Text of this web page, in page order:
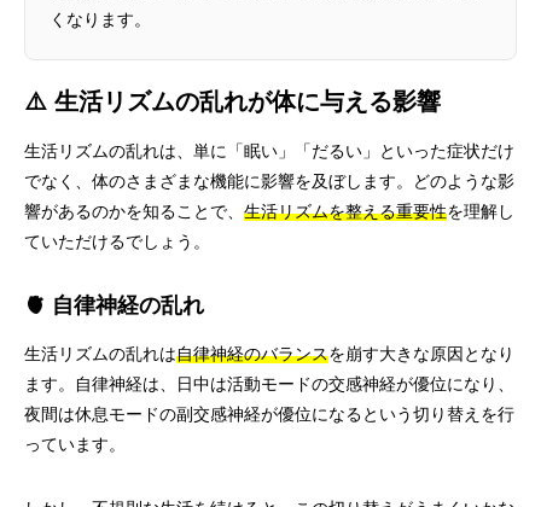
くなります。
⚠️ 生活リズムの乱れが体に与える影響
生活リズムの乱れは、単に「眠い」「だるい」といった症状だけ
でなく、体のさまざまな機能に影響を及ぼします。どのような影
響があるのかを知ることで、 生活リズムを整える重要性を理解し
ていただけるでしょう。
🫀 自律神経の乱れ
生活リズムの乱れは自律神経のバランスを崩す大きな原因となり
ます。自律神経は、日中は活動モードの交感神経が優位になり、
夜間は休息モードの副交感神経が優位になるという切り替えを行
っています。